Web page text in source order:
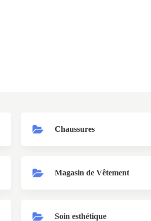
Chaussures
Magasin de Vêtement
Soin esthétique